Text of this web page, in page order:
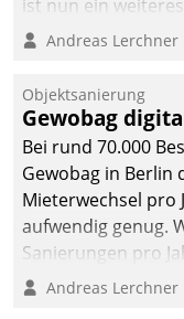
ist nun ein
Einsatz.
Andreas Lerchner
Objektsanierung
Gewobag
Bei rund 70.000
Gewobag in
Mieterwechsel pro
aufwendig genug.
Sanierungen pro
Betreuungs- und
Andreas Lerchner